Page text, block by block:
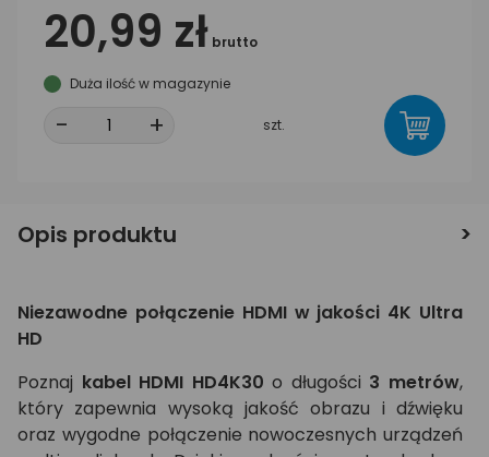
20,99 zł brutto
Duża ilość w magazynie
- + szt.
Opis produktu
Niezawodne połączenie HDMI w jakości 4K Ultra
HD
Poznaj kabel HDMI HD4K30 o długości 3 metrów,
który zapewnia wysoką jakość obrazu i dźwięku
oraz wygodne połączenie nowoczesnych urządzeń